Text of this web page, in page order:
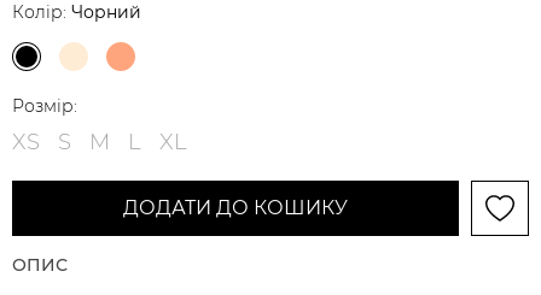
Колір: Чорний
Розмір:
XS S M L XL
ДОДАТИ ДО КОШИКУ
ОПИС